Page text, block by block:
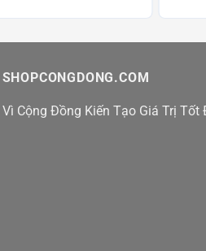
SHOPCONGDONG.COM
Vì Cộng Đồng Kiến Tạo Giá Trị Tốt